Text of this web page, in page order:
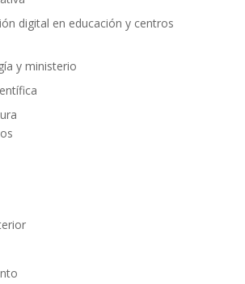
digital en educación y centros
y ministerio